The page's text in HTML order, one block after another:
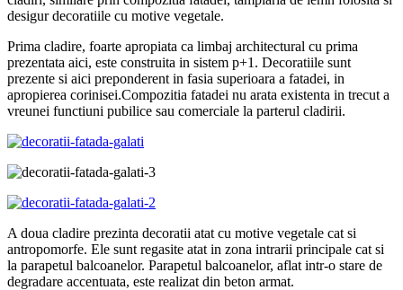
desigur decoratiile cu motive vegetale.
Prima cladire, foarte apropiata ca limbaj architectural cu prima
prezentata aici, este construita in sistem p+1. Decoratiile sunt
prezente si aici preponderent in fasia superioara a fatadei, in
apropierea corinisei.Compozitia fatadei nu arata existenta in trecut a
vreunei functiuni pubilice sau comerciale la parterul cladirii.
A doua cladire prezinta decoratii atat cu motive vegetale cat si
antropomorfe. Ele sunt regasite atat in zona intrarii principale cat si
la parapetul balcoanelor. Parapetul balcoanelor, aflat intr-o stare de
degradare accentuata, este realizat din beton armat.